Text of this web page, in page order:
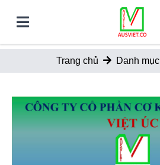
Trang chủ Danh mục